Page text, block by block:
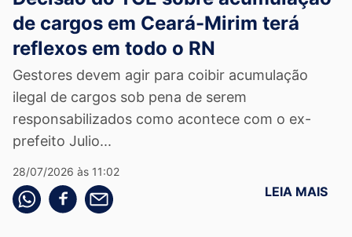
de cargos em Ceará-Mirim terá
reflexos em todo o RN
Gestores devem agir para coibir acumulação
ilegal de cargos sob pena de serem
responsabilizados como acontece com o ex-
prefeito Julio...
28/07/2026 às 11:02
Compartilhe pelo whatsapp
Compartilhar no facebook
Compartilhe pelo email LEIA MAIS